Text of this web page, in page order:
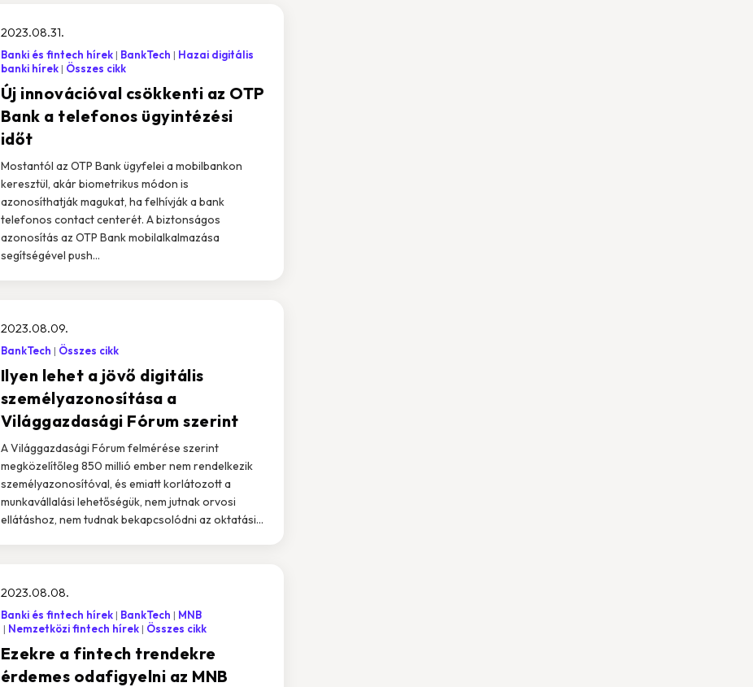
Új innovációval csökkenti az OTP
Bank a telefonos ügyintézési
időt
2023.08.31.
Banki és fintech hírek BankTech
Hazai digitális
banki hírek
Összes cikk
Mostantól az OTP Bank ügyfelei a mobilbankon
keresztül, akár biometrikus módon is
azonosíthatják magukat, ha felhívják a bank
telefonos contact centerét. A biztonságos
azonosítás az OTP Bank mobilalkalmazása
segítségével push...
Ilyen lehet a jövő digitális
személyazonosítása a
Világgazdasági Fórum szerint
2023.08.09.
BankTech Összes cikk
A Világgazdasági Fórum felmérése szerint
megközelítőleg 850 millió ember nem rendelkezik
személyazonosítóval, és emiatt korlátozott a
munkavállalási lehetőségük, nem jutnak orvosi
ellátáshoz, nem tudnak bekapcsolódni az oktatási...
Ezekre a fintech trendekre
érdemes odafigyelni az MNB
2023.08.08.
Banki és fintech hírek BankTech
MNB
Nemzetközi fintech hírek
Összes cikk